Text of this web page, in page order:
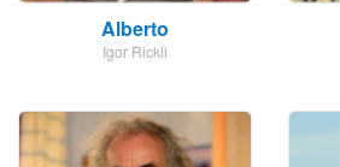
Alberto
Igor Rickli